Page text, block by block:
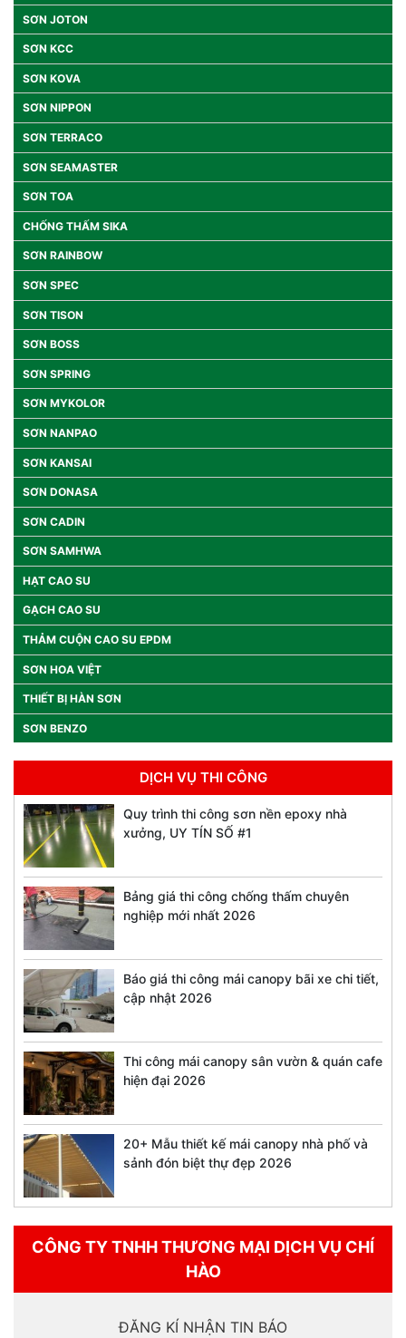
SƠN JOTON
SƠN KCC
SƠN KOVA
SƠN NIPPON
SƠN TERRACO
SƠN SEAMASTER
SƠN TOA
CHỐNG THẤM SIKA
SƠN RAINBOW
SƠN SPEC
SƠN TISON
SƠN BOSS
SƠN SPRING
SƠN MYKOLOR
SƠN NANPAO
SƠN KANSAI
SƠN DONASA
SƠN CADIN
SƠN SAMHWA
HẠT CAO SU
GẠCH CAO SU
THẢM CUỘN CAO SU EPDM
SƠN HOA VIỆT
THIẾT BỊ HÀN SƠN
SƠN BENZO
DỊCH VỤ THI CÔNG
Quy trình thi công sơn nền epoxy nhà
xưởng, UY TÍN SỐ #1
Bảng giá thi công chống thấm chuyên
nghiệp mới nhất 2026
Báo giá thi công mái canopy bãi xe chi tiết,
cập nhật 2026
Thi công mái canopy sân vườn & quán cafe
hiện đại 2026
20+ Mẫu thiết kế mái canopy nhà phố và
sảnh đón biệt thự đẹp 2026
CÔNG TY TNHH THƯƠNG MẠI DỊCH VỤ CHÍ
HÀO
ĐĂNG KÍ NHẬN TIN BÁO